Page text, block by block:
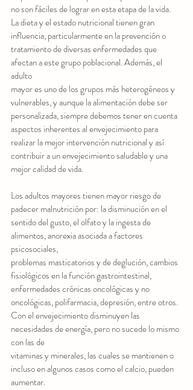
no son fáciles de lograr en esta etapa de la vida.
La dieta y el estado nutricional tienen gran
influencia, particularmente en la prevención o
tratamiento de diversas enfermedades que
afectan a este grupo poblacional. Además, el
adulto
mayor es uno de los grupos más heterogéneos y
vulnerables, y aunque la alimentación debe ser
personalizada, siempre debemos tener en cuenta
aspectos inherentes al envejecimiento para
realizar la mejor intervención nutricional y así
contribuir a un envejecimiento saludable y una
mejor calidad de vida.
Los adultos mayores tienen mayor riesgo de
padecer malnutrición por: la disminución en el
sentido del gusto, el olfato y la ingesta de
alimentos, anorexia asociada a factores
psicosociales,
problemas masticatorios y de deglución, cambios
fisiológicos en la función gastrointestinal,
enfermedades crónicas oncológicas y no
oncológicas, polifarmacia, depresión, entre otros.
Con el envejecimiento disminuyen las
necesidades de energía, pero no sucede lo mismo
con las de
vitaminas y minerales, las cuales se mantienen o
incluso en algunos casos como el calcio, pueden
aumentar.